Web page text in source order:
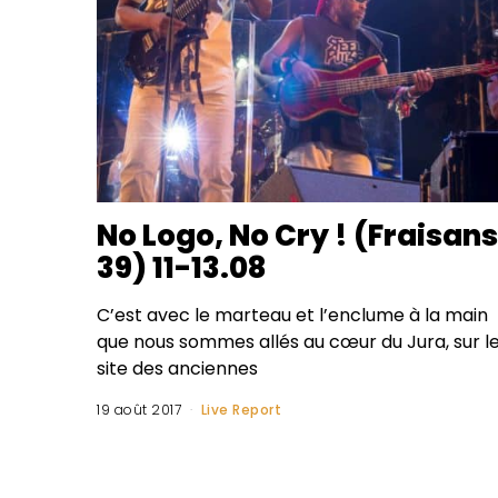
No Logo, No Cry !
39) 11-13.08
C’est avec le marteau et l’enclume à la main
que nous sommes allés au cœur du Jura, sur
site des anciennes
19 août 2017 Live Report